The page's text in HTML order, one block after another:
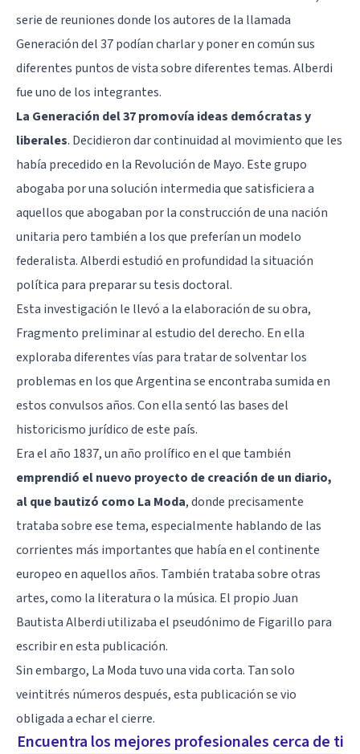
serie de reuniones donde los autores de la llamada
Generación del 37 podían charlar y poner en común sus
diferentes puntos de vista sobre diferentes temas. Alberdi
fue uno de los integrantes.
La Generación del 37 promovía ideas demócratas y
liberales. Decidieron dar continuidad al movimiento que les
había precedido en la Revolución de Mayo. Este grupo
abogaba por una solución intermedia que satisficiera a
aquellos que abogaban por la construcción de una nación
unitaria pero también a los que preferían un modelo
federalista. Alberdi estudió en profundidad la situación
política para preparar su tesis doctoral.
Esta investigación le llevó a la elaboración de su obra,
Fragmento preliminar al estudio del derecho. En ella
exploraba diferentes vías para tratar de solventar los
problemas en los que Argentina se encontraba sumida en
estos convulsos años. Con ella sentó las bases del
historicismo jurídico de este país.
Era el año 1837, un año prolífico en el que también
emprendió el nuevo proyecto de creación de un diario,
al que bautizó como La Moda, donde precisamente
trataba sobre ese tema, especialmente hablando de las
corrientes más importantes que había en el continente
europeo en aquellos años. También trataba sobre otras
artes, como la literatura o la música. El propio Juan
Bautista Alberdi utilizaba el pseudónimo de Figarillo para
escribir en esta publicación.
Sin embargo, La Moda tuvo una vida corta. Tan solo
veintitrés números después, esta publicación se vio
obligada a echar el cierre.
Encuentra los mejores profesionales cerca de ti